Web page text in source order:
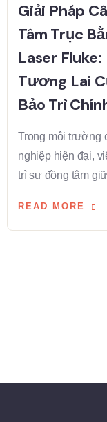
Giải Pháp
Tâm Trục
Laser Fluke:
Tương Lai
Bảo Trì
Trong môi trường
nghiệp hiện đại,
trì sự đồng tâm
READ MORE